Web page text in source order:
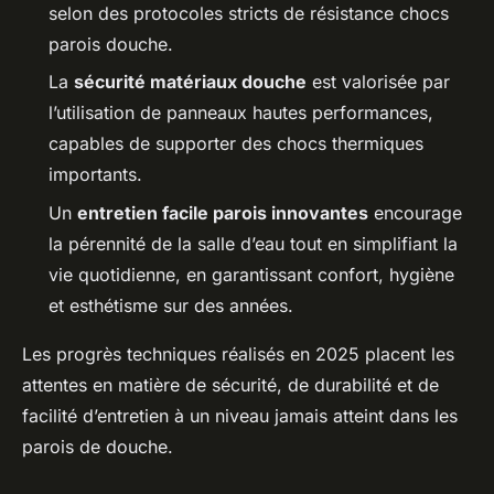
selon des protocoles stricts de résistance chocs
parois douche.
La sécurité matériaux douche est valorisée par
l’utilisation de panneaux hautes performances,
capables de supporter des chocs thermiques
importants.
Un entretien facile parois innovantes encourage
la pérennité de la salle d’eau tout en simplifiant la
vie quotidienne, en garantissant confort, hygiène
et esthétisme sur des années.
Les progrès techniques réalisés en 2025 placent les
attentes en matière de sécurité, de durabilité et de
facilité d’entretien à un niveau jamais atteint dans les
parois de douche.